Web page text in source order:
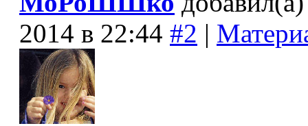
2014 в 22:44 #2 |